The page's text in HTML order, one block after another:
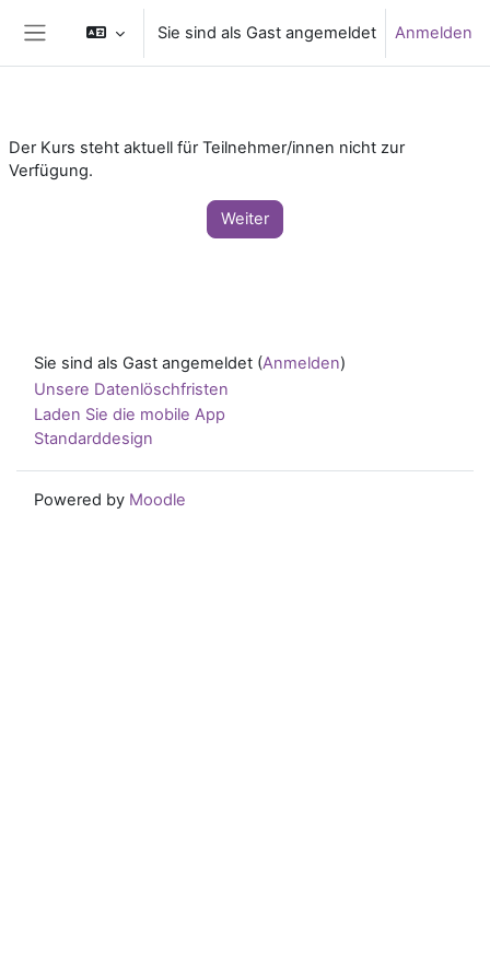
Website-Übersicht
Sie sind als Gast angemeldet Anmelden
Der Kurs steht aktuell für Teilnehmer/innen nicht zur
Verfügung.
Weiter
Sie sind als Gast angemeldet (Anmelden)
Unsere Datenlöschfristen
Laden Sie die mobile App
Standarddesign
Powered by Moodle